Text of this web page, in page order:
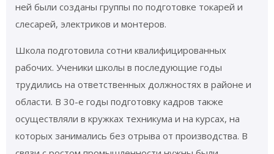
ней были созданы группы по подготовке токарей и
слесарей, электриков и монтеров.
Школа подготовила сотни квалифицированных
рабочих. Ученики школы в последующие годы
трудились на ответственных должностях в районе и
области. В 30-е годы подготовку кадров также
осуществляли в кружках техникума и на курсах, на
которых занимались без отрыва от производства. В